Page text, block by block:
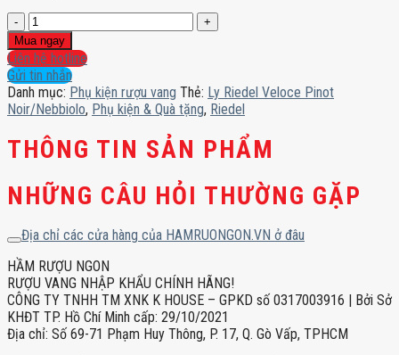
Ly
Riedel
Veloce
Pinot
Noir/Nebbiolo
số
lượng
Mua ngay
Liên hệ hotline
Gửi tin nhắn
Danh mục: Phụ kiện rượu vang Thẻ: Ly Riedel Veloce Pinot
Noir/Nebbiolo, Phụ kiện & Quà tặng, Riedel
THÔNG TIN SẢN PHẨM
NHỮNG CÂU HỎI THƯỜNG GẶP
Địa chỉ các cửa hàng của HAMRUONGON.VN ở đâu
HẦM RƯỢU NGON
RƯỢU VANG NHẬP KHẨU CHÍNH HÃNG!
CÔNG TY TNHH TM XNK K HOUSE – GPKD số 0317003916 | Bởi Sở
KHĐT TP. Hồ Chí Minh cấp: 29/10/2021
Địa chỉ: Số 69-71 Phạm Huy Thông, P. 17, Q. Gò Vấp, TPHCM